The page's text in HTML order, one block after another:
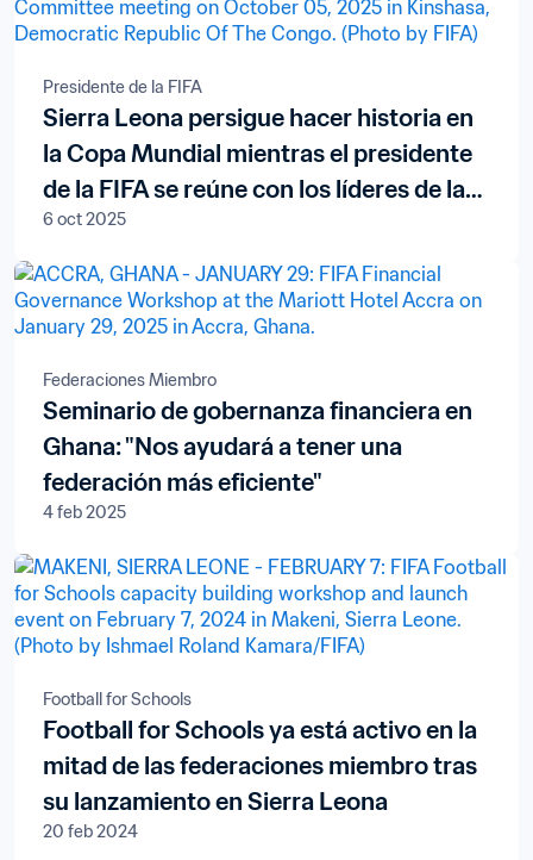
Presidente de la FIFA
Sierra Leona persigue hacer historia en
la Copa Mundial mientras el presidente
de la FIFA se reúne con los líderes de la
nación africana
6 oct 2025
Federaciones Miembro
Seminario de gobernanza financiera en
Ghana: "Nos ayudará a tener una
federación más eficiente"
4 feb 2025
Football for Schools
Football for Schools ya está activo en la
mitad de las federaciones miembro tras
su lanzamiento en Sierra Leona
20 feb 2024